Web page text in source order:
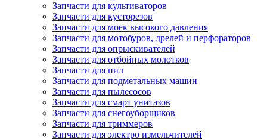
Запчасти для культиваторов
Запчасти для кусторезов
Запчасти для моек высокого давления
Запчасти для мотобуров, дрелей и перфораторов
Запчасти для опрыскивателей
Запчасти для отбойных молотков
Запчасти для пил
Запчасти для подметальных машин
Запчасти для пылесосов
Запчасти для смарт унитазов
Запчасти для снегоуборщиков
Запчасти для триммеров
Запчасти для электро измельчителей